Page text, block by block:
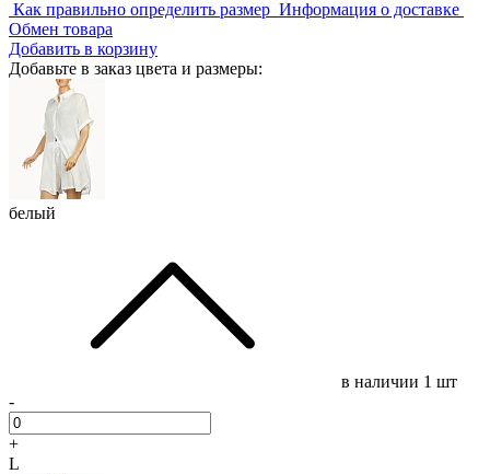
Как правильно определить размер Информация о доставке
Обмен товара
Добавить в корзину
Добавьте в заказ цвета и размеры:
белый
в наличии 1 шт
-
+
L